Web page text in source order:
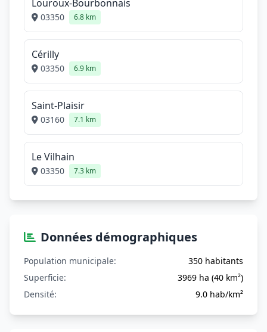
Louroux-Bourbonnais
03350 6.8 km
Cérilly
03350 6.9 km
Saint-Plaisir
03160 7.1 km
Le Vilhain
03350 7.3 km
Données démographiques
Population municipale:
350 habitants
Superficie:
3969 ha (40 km²)
Densité:
9.0 hab/km²